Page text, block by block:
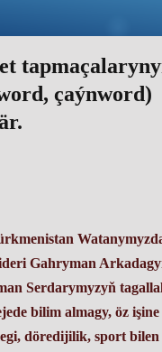
çaýnword)
Gahryman
Serdarymyzyň
bilim almagy, öz işine
döredijilik, sport bilen